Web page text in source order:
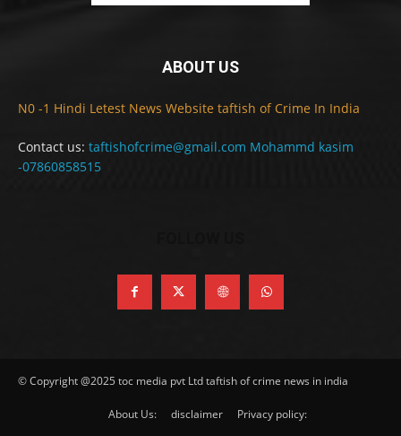
ABOUT US
N0 -1 Hindi Letest News Website taftish of Crime In India
Contact us: taftishofcrime@gmail.com Mohammd kasim
-07860858515
© Copyright @2025 toc media pvt Ltd taftish of crime news in india
About Us: disclaimer Privacy policy: